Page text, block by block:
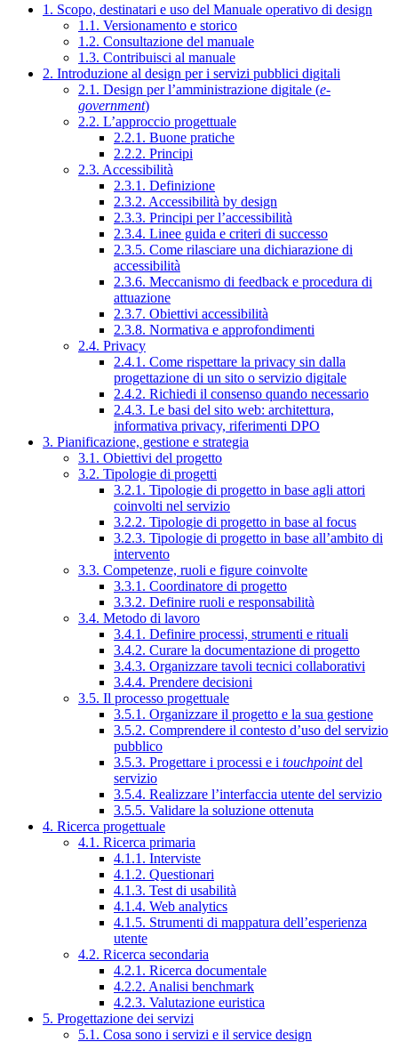
1. Scopo, destinatari e uso del Manuale operativo di design
1.1. Versionamento e storico
1.2. Consultazione del manuale
1.3. Contribuisci al manuale
2. Introduzione al design per i servizi pubblici digitali
2.1. Design per l’amministrazione digitale (e-
government)
2.2. L’approccio progettuale
2.2.1. Buone pratiche
2.2.2. Principi
2.3. Accessibilità
2.3.1. Definizione
2.3.2. Accessibilità by design
2.3.3. Principi per l’accessibilità
2.3.4. Linee guida e criteri di successo
2.3.5. Come rilasciare una dichiarazione di
accessibilità
2.3.6. Meccanismo di feedback e procedura di
attuazione
2.3.7. Obiettivi accessibilità
2.3.8. Normativa e approfondimenti
2.4. Privacy
2.4.1. Come rispettare la privacy sin dalla
progettazione di un sito o servizio digitale
2.4.2. Richiedi il consenso quando necessario
2.4.3. Le basi del sito web: architettura,
informativa privacy, riferimenti DPO
3. Pianificazione, gestione e strategia
3.1. Obiettivi del progetto
3.2. Tipologie di progetti
3.2.1. Tipologie di progetto in base agli attori
coinvolti nel servizio
3.2.2. Tipologie di progetto in base al focus
3.2.3. Tipologie di progetto in base all’ambito di
intervento
3.3. Competenze, ruoli e figure coinvolte
3.3.1. Coordinatore di progetto
3.3.2. Definire ruoli e responsabilità
3.4. Metodo di lavoro
3.4.1. Definire processi, strumenti e rituali
3.4.2. Curare la documentazione di progetto
3.4.3. Organizzare tavoli tecnici collaborativi
3.4.4. Prendere decisioni
3.5. Il processo progettuale
3.5.1. Organizzare il progetto e la sua gestione
3.5.2. Comprendere il contesto d’uso del servizio
pubblico
3.5.3. Progettare i processi e i touchpointdel
servizio
3.5.4. Realizzare l’interfaccia utente del servizio
3.5.5. Validare la soluzione ottenuta
4. Ricerca progettuale
4.1. Ricerca primaria
4.1.1. Interviste
4.1.2. Questionari
4.1.3. Test di usabilità
4.1.4. Web analytics
4.1.5. Strumenti di mappatura dell’esperienza
utente
4.2. Ricerca secondaria
4.2.1. Ricerca documentale
4.2.2. Analisi benchmark
4.2.3. Valutazione euristica
5. Progettazione dei servizi
5.1. Cosa sono i servizi e il service design